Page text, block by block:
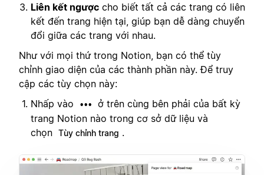
Liên kết ngược cho biết tất cả các trang có liên
kết đến trang hiện tại, giúp bạn dễ dàng chuyển
đổi giữa các trang với nhau.
Như với mọi thứ trong Notion, bạn có thể tùy
chỉnh giao diện của các thành phần này. Để truy
cập các tùy chọn này:
Nhấp vào
•••
ở trên cùng bên phải của bất kỳ
trang Notion nào trong cơ sở dữ liệu và
chọn Tùy chỉnh trang .